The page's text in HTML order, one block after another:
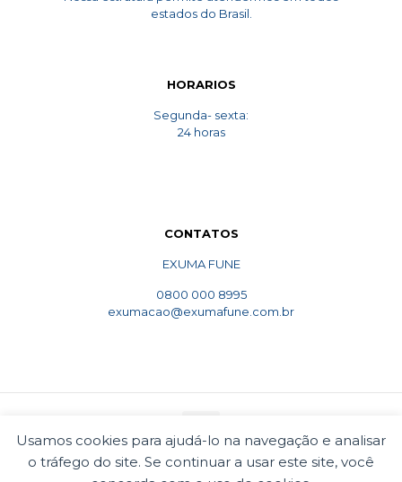
Usamos cookies para ajudá-lo na navegação e analisar
o tráfego do site. Se continuar a usar este site, você
estados do Brasil.
HORARIOS
Segunda- sexta:
24 horas
CONTATOS
EXUMA FUNE
0800 000 8995
exumacao@exumafune.com.br
© 2010 Exumafune. Todos direitos reservados- Ligue